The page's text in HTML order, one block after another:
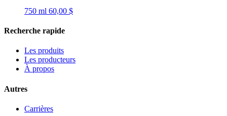
750 ml 60,00 $
Recherche rapide
Les produits
Les producteurs
À propos
Autres
Carrières